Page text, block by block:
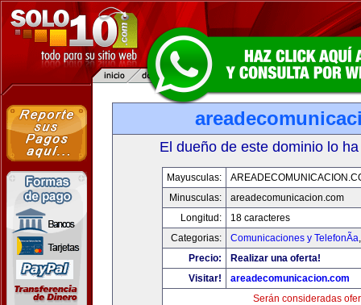
El dueño de este dominio lo
Mayusculas:
Minusculas:
areadecomunicacion.com
Longitud:
18 caracteres
Categorias:
Comunicaciones y TelefonÃ­a
Precio:
Realizar una oferta!
Visitar!
areadecomunicacion.com
Serán consideradas